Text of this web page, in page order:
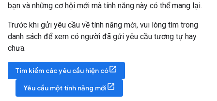
bạn và những cơ hội mới mà tính năng này có thể mang lại.
Trước khi gửi yêu cầu về tính năng mới, vui lòng tìm trong
danh sách để xem có người đã gửi yêu cầu tương tự hay
chưa.
Tìm kiếm các yêu cầu hiện có
Yêu cầu một tính năng mới